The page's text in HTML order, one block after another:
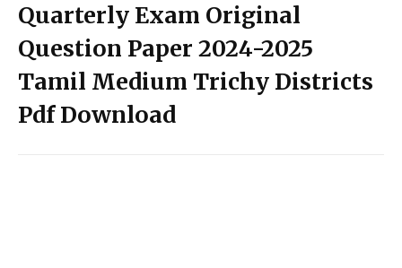
Quarterly Exam Original
Question Paper 2024-2025
Tamil Medium Trichy Districts
Pdf Download